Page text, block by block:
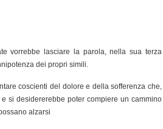
vorrebbe lasciare la parola, nella sua terza
dei propri simili.
coscienti del dolore e della sofferenza che,
si desidererebbe poter compiere un cammino
alzarsi